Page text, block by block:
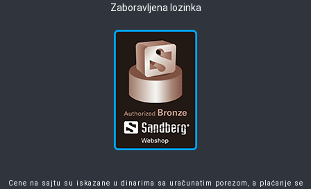
Zaboravljena lozinka
Cene na sajtu su iskazane u dinarima sa uračunatim porezom, a plaćanje se